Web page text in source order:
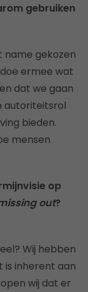
gebruiken
name gekozen
ermee wat
dat we gaan
autoriteitsrol
bieden.
mensen
op
out?
Wij hebben
is inherent aan
wij dat er